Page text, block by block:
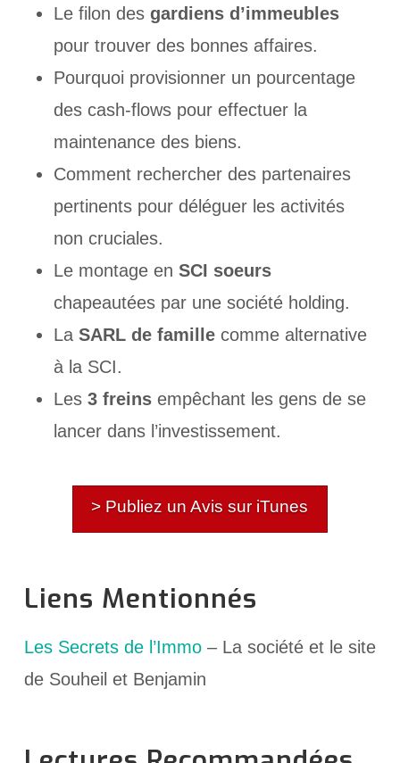
Le filon des gardiens d’immeubles
pour trouver des bonnes affaires.
Pourquoi provisionner un pourcentage
des cash-flows pour effectuer la
maintenance des biens.
Comment rechercher des partenaires
pertinents pour déléguer les activités
non cruciales.
Le montage en SCI soeurs
chapeautées par une société holding.
La SARL de famillecomme alternative
à la SCI.
Les3 freinsempêchant les gens de se
lancer dans l’investissement.
> Publiez un Avis sur iTunes
Liens Mentionnés
Les Secrets de l’Immo– La société et le site
de Souheil et Benjamin